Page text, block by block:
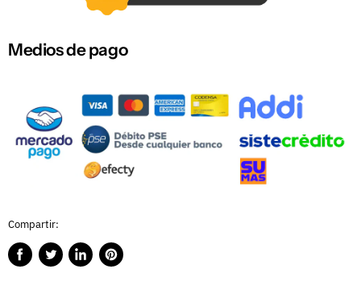
Medios de pago
Compartir:
CompartirPublicarCompartirGuardar